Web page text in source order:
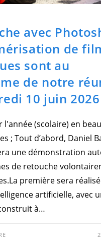
avec
de
sont au
de notre
10 juin 2026
(scolaire) en
; Tout d’abord, Daniel
une démonstration
de retouche
première sera
artificielle, avec
à…